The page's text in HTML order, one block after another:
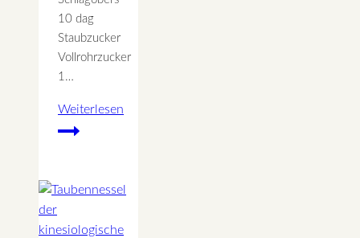
10 dag
Staubzucker
Vollrohrzucker
1…
Weiterlesen
Joghurttorte